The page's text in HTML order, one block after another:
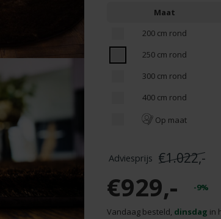
Maat
200 cm rond
250 cm rond
300 cm rond
400 cm rond
Op maat
€1.022,-
€929,- -9%
Vandaag besteld, dinsdag in